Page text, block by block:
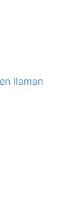
llaman